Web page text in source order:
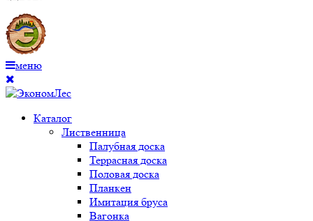
меню
Каталог
Лиственница
Палубная доска
Террасная доска
Половая доска
Планкен
Имитация бруса
Вагонка